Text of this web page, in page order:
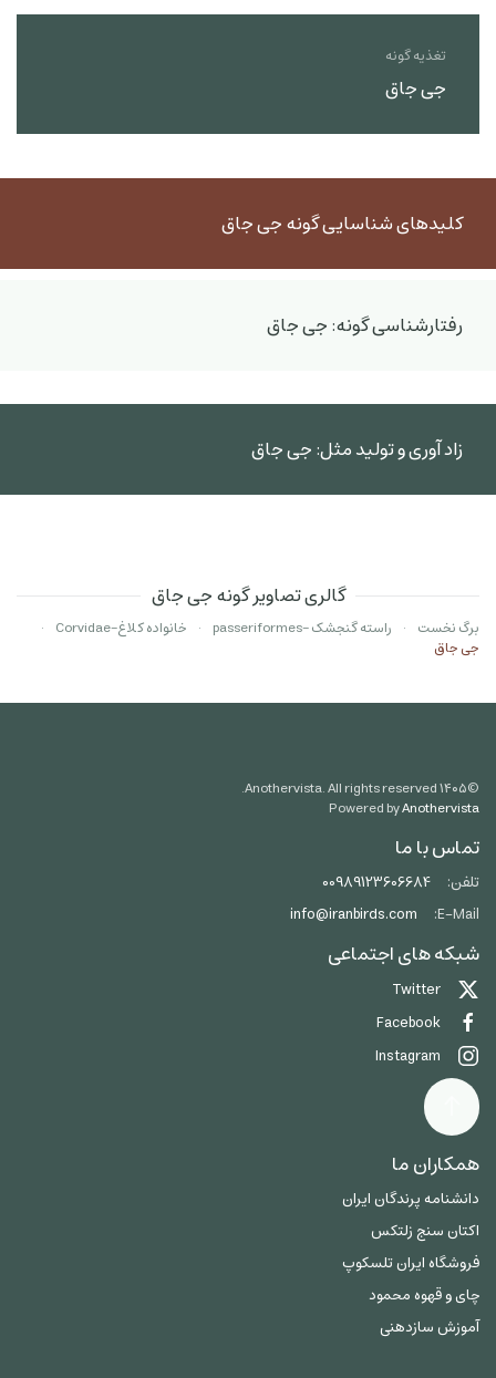
تغذیه گونه
جی جاق
کلیدهای شناسایی گونه جی جاق
رفتارشناسی گونه: جی جاق
زاد آوری و تولید مثل: جی جاق
گالری تصاویر گونه جی جاق
برگ نخست راسته گنجشک -passeriformes
خانواده کلاغ-Corvidae
جی جاق
©۱۴۰۵
Powered byAnothervista
تماس با ما
تلفن:
00989123606684
E-Mail:
info@iranbirds.com
شبکه های اجتماعی
Twitter
Facebook
Instagram
همکاران ما
دانشنامه پرندگان ایران
اکتان سنج زلتکس
فروشگاه ایران تلسکوپ
چای و قهوه محمود
آموزش سازدهنی